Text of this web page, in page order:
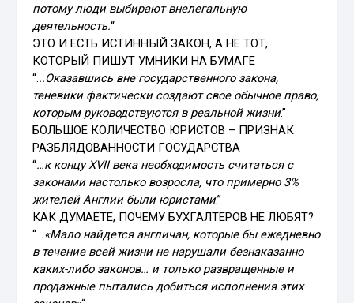
потому люди выбирают внелегальную
деятельность.“
ЭТО И ЕСТЬ ИСТИННЫЙ ЗАКОН, А НЕ ТОТ,
КОТОРЫЙ ПИШУТ УМНИКИ НА БУМАГЕ
“...Оказавшись вне государственного закона,
теневики фактически создают свое обычное право,
которым руководствуются в реальной жизни.”
БОЛЬШОЕ КОЛИЧЕСТВО ЮРИСТОВ – ПРИЗНАК
РАЗБЛЯДОВАННОСТИ ГОСУДАРСТВА
“…к концу XVII века необходимость считаться с
законами настолько возросла, что примерно 3%
жителей Англии были юристами.”
КАК ДУМАЕТЕ, ПОЧЕМУ БУХГАЛТЕРОВ НЕ ЛЮБЯТ?
“...«Мало найдется англичан, которые бы ежедневно
в течение всей жизни не нарушали безнаказанно
каких-либо законов… и только развращенные и
продажные пытались добиться исполнения этих